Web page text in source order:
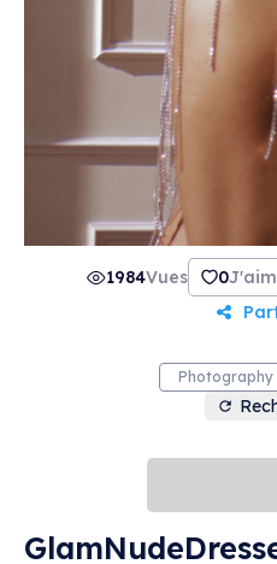
1984Vues 0
Photography